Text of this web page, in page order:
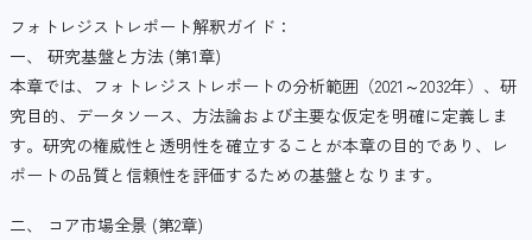
フォトレジストレポート解釈ガイド：
一、 研究基盤と方法 (第1章)
本章では、フォトレジストレポートの分析範囲（2021～2032年）、研
究目的、データソース、方法論および主要な仮定を明確に定義しま
す。研究の権威性と透明性を確立することが本章の目的であり、レ
ポートの品質と信頼性を評価するための基盤となります。
二、 コア市場全景 (第2章)